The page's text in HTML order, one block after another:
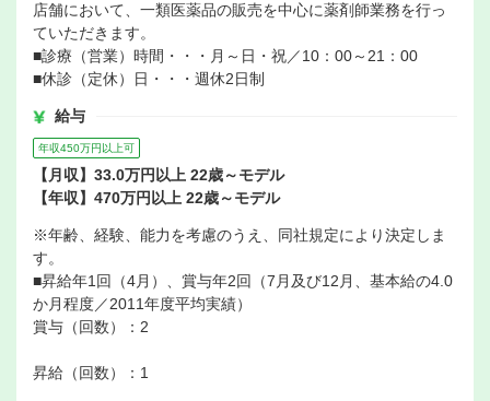
店舗において、一類医薬品の販売を中心に薬剤師業務を行っ
ていただきます。
■診療（営業）時間・・・月～日・祝／10：00～21：00
■休診（定休）日・・・週休2日制
給与
年収450万円以上可
【月収】33.0万円以上 22歳～モデル
【年収】470万円以上 22歳～モデル
※年齢、経験、能力を考慮のうえ、同社規定により決定しま
す。
■昇給年1回（4月）、賞与年2回（7月及び12月、基本給の4.0
か月程度／2011年度平均実績）
賞与（回数）：2
昇給（回数）：1